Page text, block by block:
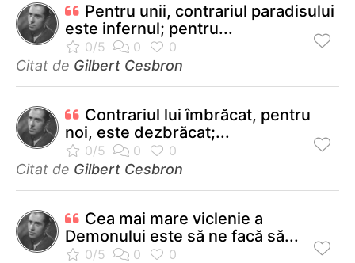
Pentru unii, contrariul paradisului
este infernul; pentru...
Citat de Gilbert Cesbron
Contrariul lui îmbrăcat, pentru
noi, este dezbrăcat;...
Citat de Gilbert Cesbron
Cea mai mare viclenie a
Demonului este să ne facă să...